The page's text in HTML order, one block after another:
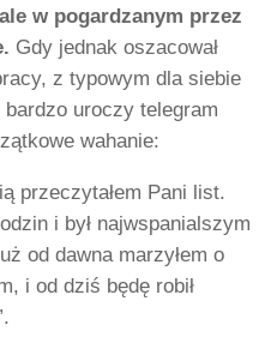
w pogardzanym przez
Gdy jednak oszacował
z typowym dla siebie
bardzo uroczy telegram
wahanie:
przeczytałem Pani list.
i był najwspanialszym
od dawna marzyłem o
i od dziś będę robił